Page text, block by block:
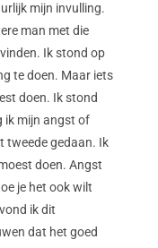
mijn invulling.
man met die
Ik stond op
te doen. Maar iets
doen. Ik stond
ik mijn angst of
tweede gedaan. Ik
doen. Angst
je het ook wilt
ik dit
dat het goed